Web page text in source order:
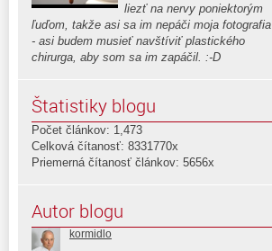
liezť na nervy poniektorým
ľuďom, takže asi sa im nepáči moja fotografia
- asi budem musieť navštíviť plastického
chirurga, aby som sa im zapáčil. :-D
Štatistiky blogu
Počet článkov: 1,473
Celková čítanosť: 8331770x
Priemerná čítanosť článkov: 5656x
Autor blogu
kormidlo